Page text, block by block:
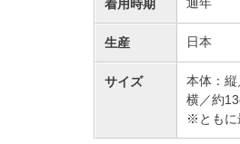
着用時期
生産 日本
サイズ
本体：
横／約
※ともに